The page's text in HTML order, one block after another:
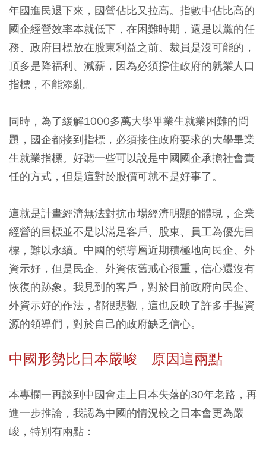
年國進民退下來，國營佔比又拉高。指數中佔比高的
國企經營效率本就低下，在困難時期，還是以黨的任
務、政府目標放在股東利益之前。裁員是沒可能的，
頂多是降福利、減薪，因為必須撐住政府的就業人口
指標，不能添亂。
同時，為了緩解1000多萬大學畢業生就業困難的問
題，國企都接到指標，必須接住政府要求的大學畢業
生就業指標。好聽一些可以說是中國國企承擔社會責
任的方式，但是這對於股價可就不是好事了。
這就是計畫經濟無法對抗市場經濟明顯的體現，企業
經營的目標並不是以滿足客戶、股東、員工為優先目
標，難以永續。中國的領導層近期積極地向民企、外
資示好，但是民企、外資依舊戒心很重，信心還沒有
恢復的跡象。我見到的客戶，對於目前政府向民企、
外資示好的作法，都很悲觀，這也反映了許多手握資
源的領導們，對於自己的政府缺乏信心。
中國形勢比日本嚴峻 原因這兩點
本專欄一再談到中國會走上日本失落的30年老路，再
進一步推論，我認為中國的情況較之日本會更為嚴
峻，特別有兩點：